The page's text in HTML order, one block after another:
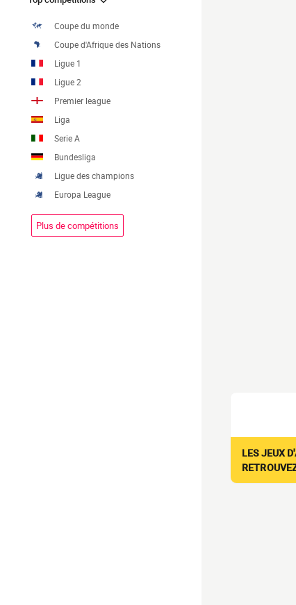
Coupe du monde
Coupe d'Afrique des Nations
Ligue 1
Ligue 2
Premier league
Liga
Serie A
Bundesliga
Ligue des champions
Europa League
Plus de compétitions
LES JEUX